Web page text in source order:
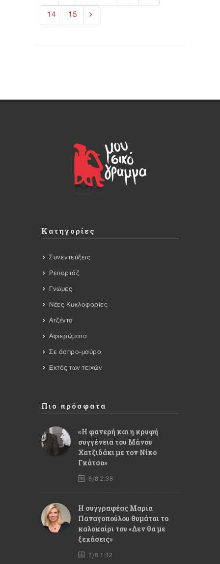
14 15
Κατηγορίες
Συνεντεύξεις
Ρεπορτάζ
Γνώμες
Νέες Κυκλοφορίες
Ατζέντα
Αφιερώματα
Σε άσπρο-μαύρο
Εκτός των τειχών
Πιο πρόσφατα
«Η φανερή και η κρυφή
συγγένεια του Μάνου
Χατζιδάκι με τον Νίκο
Γκάτσο»
8/8 2:38
Η συγγραφέας Μαρία
Παναγοπούλου θυμάται το
καλοκαίρι του «Δεν θα με
ξεχάσεις»
7/8 1:12